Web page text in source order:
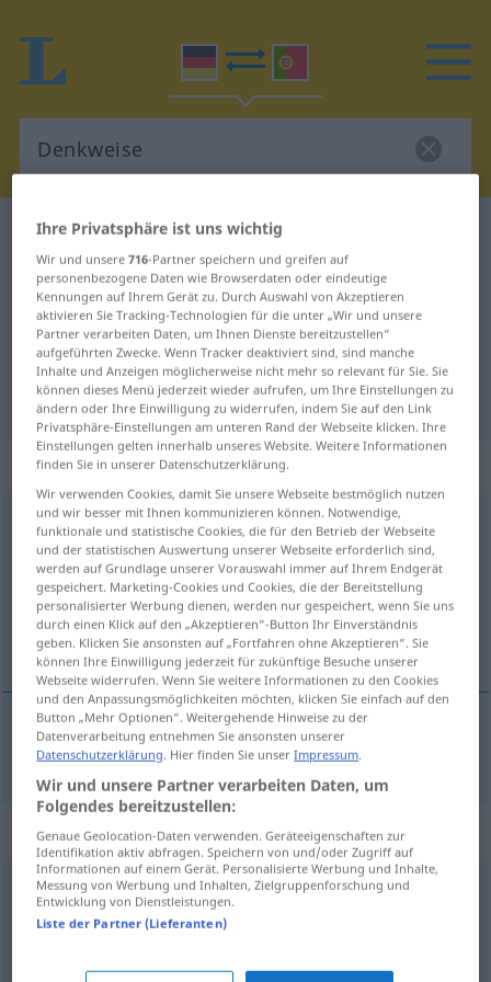
Deutsch-Portugiesisch Wörterbuch
Deutsch-Portugiesisch
Übersetzung für "Denkweise"
"Denkweise" Portugiesisch
Übersetzung
„Denkweise“: Femininum
Denkweisef
Übersicht aller Übersetzungen
(Für mehr Details die Übersetzung anklicken/antippen)
modo de pensar
modomdepensar Denkweise
Synonyme für "Denkweise"
Zeitgeist,Denkart,Lebensart
(innere) Einstellung,Gesinnung,Position,Haltung
Ihre Privatsphäre ist uns wichtig
Wir und unsere716-Partner speichern und greifen auf
personenbezogene Daten wie Browserdaten oder eindeutige
Kennungen auf Ihrem Gerät zu. Durch Auswahl von Akzeptieren
aktivieren Sie Tracking-Technologien für die unter „Wir und unsere
Partner verarbeiten Daten, um Ihnen Dienste bereitzustellen“
aufgeführten Zwecke. Wenn Tracker deaktiviert sind, sind manche
Inhalte und Anzeigen möglicherweise nicht mehr so relevant für Sie. Sie
können dieses Menü jederzeit wieder aufrufen, um Ihre Einstellungen zu
ändern oder Ihre Einwilligung zu widerrufen, indem Sie auf den Link
Privatsphäre-Einstellungen am unteren Rand der Webseite klicken. Ihre
Einstellungen gelten innerhalb unseres Website. Weitere Informationen
finden Sie in unserer Datenschutzerklärung.
Wir verwenden Cookies, damit Sie unsere Webseite bestmöglich nutzen
und wir besser mit Ihnen kommunizieren können. Notwendige,
funktionale und statistische Cookies, die für den Betrieb der Webseite
und der statistischen Auswertung unserer Webseite erforderlich sind,
werden auf Grundlage unserer Vorauswahl immer auf Ihrem Endgerät
gespeichert. Marketing-Cookies und Cookies, die der Bereitstellung
personalisierter Werbung dienen, werden nur gespeichert, wenn Sie uns
durch einen Klick auf den „Akzeptieren“-Button Ihr Einverständnis
geben. Klicken Sie ansonsten auf „Fortfahren ohne Akzeptieren“. Sie
können Ihre Einwilligung jederzeit für zukünftige Besuche unserer
Webseite widerrufen. Wenn Sie weitere Informationen zu den Cookies
und den Anpassungsmöglichkeiten möchten, klicken Sie einfach auf den
Button „Mehr Optionen“. Weitergehende Hinweise zu der
Datenverarbeitung entnehmen Sie ansonsten unserer
Datenschutzerklärung. Hier finden Sie unserImpressum.
Wir und unsere Partner verarbeiten Daten, um
Folgendes bereitzustellen:
Genaue Geolocation-Daten verwenden. Geräteeigenschaften zur
Identifikation aktiv abfragen. Speichern von und/oder Zugriff auf
Informationen auf einem Gerät. Personalisierte Werbung und Inhalte,
Messung von Werbung und Inhalten, Zielgruppenforschung und
Entwicklung von Dienstleistungen.
Liste der Partner (Lieferanten)